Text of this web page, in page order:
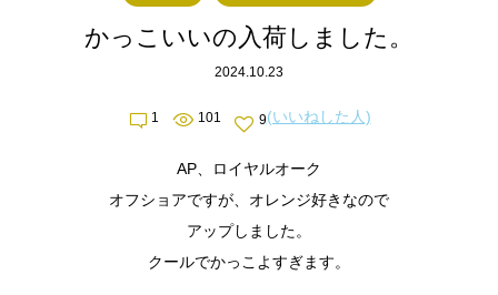
かっこいいの入荷しました。
2024.10.23
1 101 9(いいねした人)
AP、ロイヤルオーク
オフショアですが、オレンジ好きなので
アップしました。
クールでかっこよすぎます。